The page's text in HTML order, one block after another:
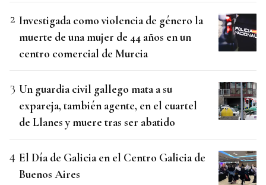
Investigada como violencia de género la
muerte de una mujer de 44 años en un
centro comercial de Murcia
Un guardia civil gallego mata a su
expareja, también agente, en el cuartel
de Llanes y muere tras ser abatido
El Día de Galicia en el Centro Galicia de
Buenos Aires